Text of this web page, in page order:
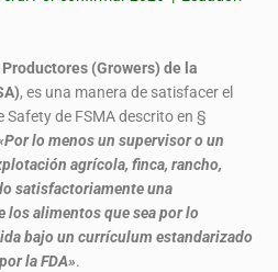
(Growers) de la
, es una manera de satisfacer el
Safety de FSMA descrito en §
lo menos un supervisor o un
agrícola, finca, rancho,
satisfactoriamente una
los alimentos que sea por lo
bajo un currículum estandarizado
la FDA».